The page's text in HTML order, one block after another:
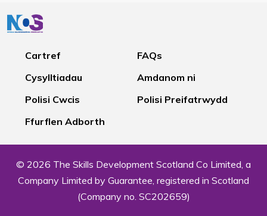
Cartref
FAQs
Cysylltiadau
Amdanom ni
Polisi Cwcis
Polisi Preifatrwydd
Ffurflen Adborth
© 2026 The Skills Development Scotland Co Limited, a
Company Limited by Guarantee, registered in Scotland
(Company no. SC202659)